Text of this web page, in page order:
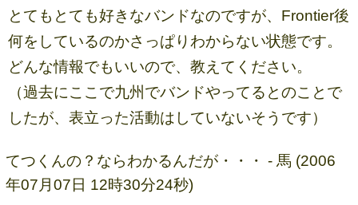
とてもとても好きなバンドなのですが、Frontier後
何をしているのかさっぱりわからない状態です。
どんな情報でもいいので、教えてください。
（過去にここで九州でバンドやってるとのことで
したが、表立った活動はしていないそうです）
てつくんの？ならわかるんだが・・・ - 馬 (2006
年07月07日 12時30分24秒)